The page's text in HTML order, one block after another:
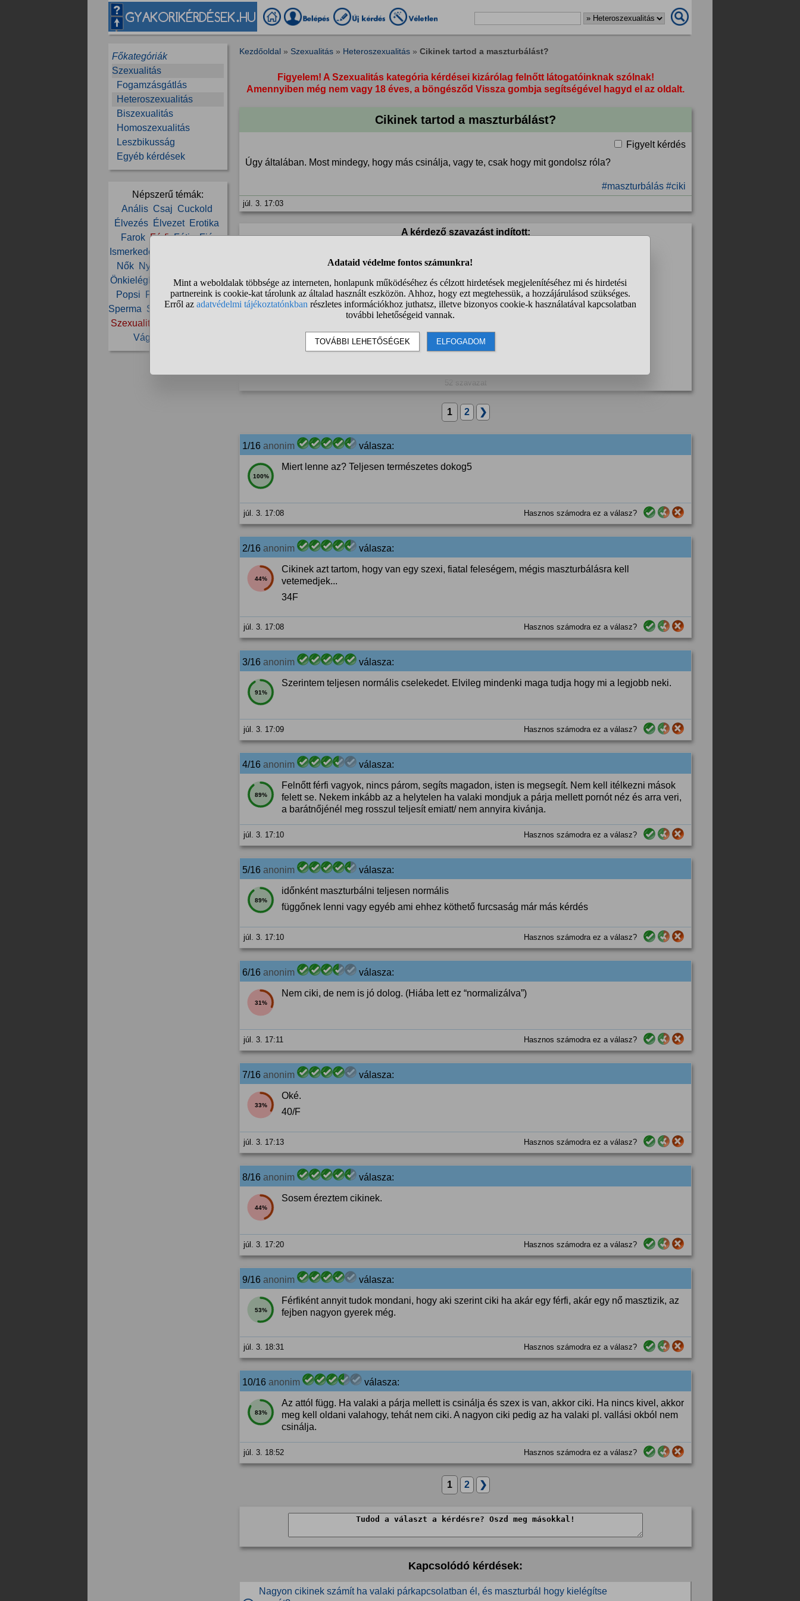
Főkategóriák
Szexualitás
Fogamzásgátlás
Heteroszexualitás
Biszexualitás
Homoszexualitás
Leszbikusság
Egyéb kérdések
Népszerű témák:
Anális Csaj Cuckold
Élvezés Élvezet Erotika
Farok Férfi Fétis Fiú
Ismerkedés
Nők Nyalás
Önkielégítés
Párkapcsolat
Popsi
Pornó Prostituált
Sperma Szeretkezés Szex
Szexualitás
Vágy
Kezdőoldal » Szexualitás » Heteroszexualitás » Cikinek tartod a maszturbálást?
Figyelem! A Szexualitás kategória kérdései kizárólag felnőtt látogatóinknak szólnak!
Amennyiben még nem vagy 18 éves, a böngésződ Vissza gombja segítségével hagyd el az oldalt.
Cikinek tartod a maszturbálást?
Figyelt kérdés
Úgy általában. Most mindegy, hogy más csinálja, vagy te, csak hogy mit gondolsz róla?
#maszturbálás #ciki
júl. 3. 17:03
A kérdező szavazást indított:
2. Csaj vagyok, szerintem ciki
3. Pasi vagyok, szerintem tök okés
4. Csaj vagyok, szerintem tök okés
52 szavazat
1 2 ❯
1/16 anonim válasza:
100%
Miert lenne az? Teljesen természetes dokog5
júl. 3. 17:08 Hasznos számodra ez a válasz?
2/16 anonim válasza:
44%
Cikinek azt tartom, hogy van egy szexi, fiatal feleségem, mégis maszturbálásra kell
vetemedjek...
34F
júl. 3. 17:08 Hasznos számodra ez a válasz?
3/16 anonim válasza:
91%
Szerintem teljesen normális cselekedet. Elvileg mindenki maga tudja hogy mi a legjobb neki.
júl. 3. 17:09 Hasznos számodra ez a válasz?
4/16 anonim válasza:
89%
Felnőtt férfi vagyok, nincs párom, segíts magadon, isten is megsegít. Nem kell itélkezni mások
felett se. Nekem inkább az a helytelen ha valaki mondjuk a párja mellett pornót néz és arra veri,
a barátnőjénél meg rosszul teljesít emiatt/ nem annyira kivánja.
júl. 3. 17:10 Hasznos számodra ez a válasz?
5/16 anonim válasza:
89%
időnként maszturbálni teljesen normális
függőnek lenni vagy egyéb ami ehhez köthető furcsaság már más kérdés
júl. 3. 17:10 Hasznos számodra ez a válasz?
6/16 anonim válasza:
31%
Nem ciki, de nem is jó dolog. (Hiába lett ez “normalizálva”)
júl. 3. 17:11 Hasznos számodra ez a válasz?
7/16 anonim válasza:
33%
Oké.
40/F
júl. 3. 17:13 Hasznos számodra ez a válasz?
8/16 anonim válasza:
44%
Sosem éreztem cikinek.
júl. 3. 17:20 Hasznos számodra ez a válasz?
9/16 anonim válasza:
53%
Férfiként annyit tudok mondani, hogy aki szerint ciki ha akár egy férfi, akár egy nő masztizik, az
fejben nagyon gyerek még.
júl. 3. 18:31 Hasznos számodra ez a válasz?
10/16 anonim válasza:
83%
Az attól függ. Ha valaki a párja mellett is csinálja és szex is van, akkor ciki. Ha nincs kivel, akkor
meg kell oldani valahogy, tehát nem ciki. A nagyon ciki pedig az ha valaki pl. vallási okból nem
csinálja.
júl. 3. 18:52 Hasznos számodra ez a válasz?
1 2 ❯
Kapcsolódó kérdések:
Nagyon cikinek számít ha valaki párkapcsolatban él, és maszturbál hogy kielégítse